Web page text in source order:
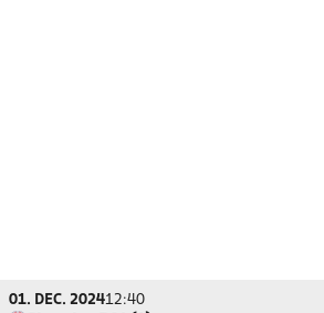
01. DEC. 202412:40